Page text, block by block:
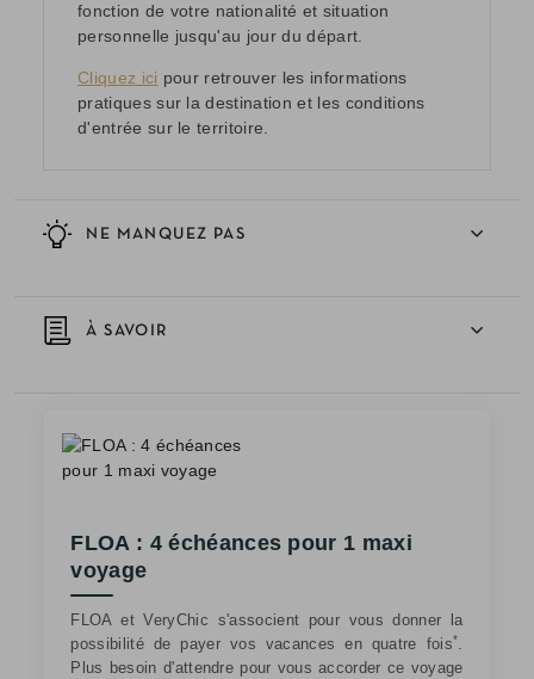
NE MANQUEZ PAS
À SAVOIR
FLOA : 4 échéances pour 1 maxi
voyage
FLOA et VeryChic s'associent pour vous donner la
possibilité de payer vos vacances en quatre fois*.
Plus besoin d'attendre pour vous accorder ce voyage
fonction de votre nationalité et situation
personnelle jusqu'au jour du départ.
Cliquez ici pour retrouver les informations
pratiques sur la destination et les conditions
d'entrée sur le territoire.